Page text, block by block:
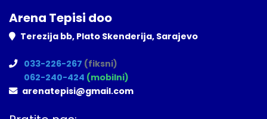
Arena Tepisi doo
Terezija bb, Plato Skenderija, Sarajevo
033-226-267 (fiksni)
062-240-424 (mobilni)
arenatepisi@gmail.com